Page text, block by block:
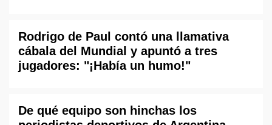
Rodrigo de Paul contó una llamativa
cábala del Mundial y apuntó a tres
jugadores: "¡Había un humo!"
De qué equipo son hinchas los